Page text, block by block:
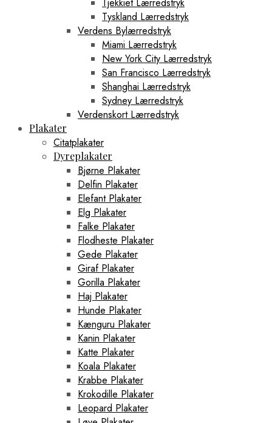
Tyskland Lærredstryk
Verdens Bylærredstryk
Miami Lærredstryk
New York City Lærredstryk
San Francisco Lærredstryk
Shanghai Lærredstryk
Sydney Lærredstryk
Verdenskort Lærredstryk
Plakater
Citatplakater
Dyreplakater
Bjørne Plakater
Delfin Plakater
Elefant Plakater
Elg Plakater
Falke Plakater
Flodheste Plakater
Gede Plakater
Giraf Plakater
Gorilla Plakater
Haj Plakater
Hunde Plakater
Kænguru Plakater
Kanin Plakater
Katte Plakater
Koala Plakater
Krabbe Plakater
Krokodille Plakater
Leopard Plakater